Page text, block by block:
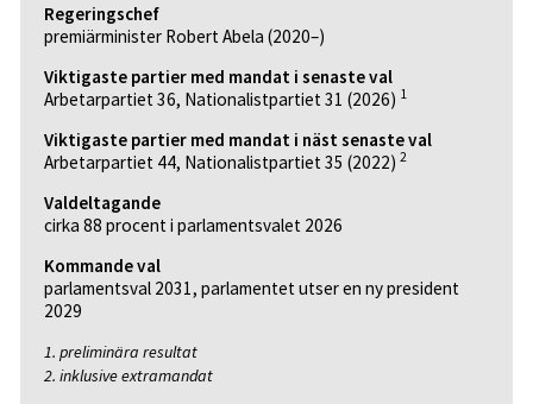
Regeringschef
premiärminister Robert Abela (2020–)
Viktigaste partier med mandat i senaste val
Arbetarpartiet 36, Nationalistpartiet 31 (2026) 1
Viktigaste partier med mandat i näst senaste val
Arbetarpartiet 44, Nationalistpartiet 35 (2022) 2
Valdeltagande
cirka 88 procent i parlamentsvalet 2026
Kommande val
parlamentsval 2031, parlamentet utser en ny president
2029
1. preliminära resultat
2. inklusive extramandat